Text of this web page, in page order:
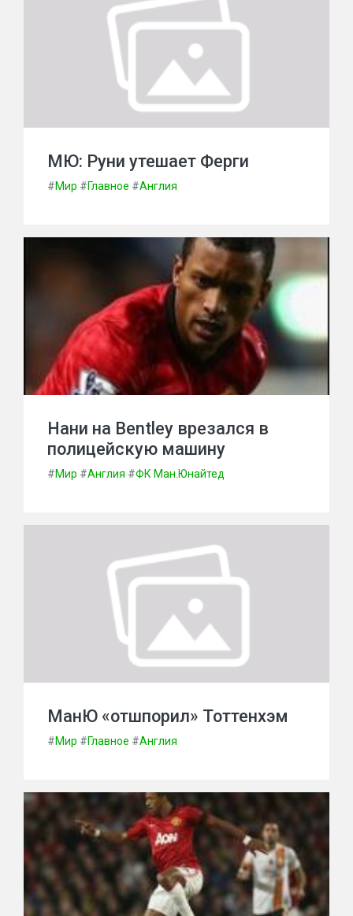
МЮ: Руни утешает Ферги
#Мир #Главное #Англия
Нани на Bentley врезался в
полицейскую машину
#Мир #Англия #ФК Ман.Юнайтед
МанЮ «отшпорил» Тоттенхэм
#Мир #Главное #Англия